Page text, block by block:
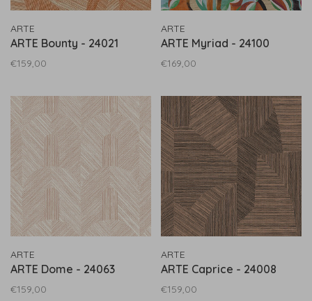
ARTE
ARTE Bounty - 24021
€159,00
ARTE
ARTE Myriad - 24100
€169,00
ARTE
ARTE Dome - 24063
€159,00
ARTE
ARTE Caprice - 24008
€159,00